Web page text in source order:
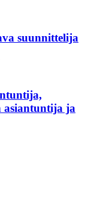
suunnittelija
asiantuntija ja